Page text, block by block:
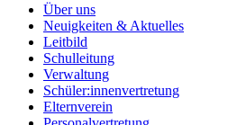
Über uns
Neuigkeiten & Aktuelles
Leitbild
Schulleitung
Verwaltung
Schüler:innenvertretung
Elternverein